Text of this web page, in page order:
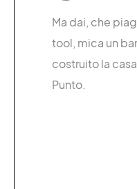
Ma dai, che
tool, mica un
costruito la
Punto.